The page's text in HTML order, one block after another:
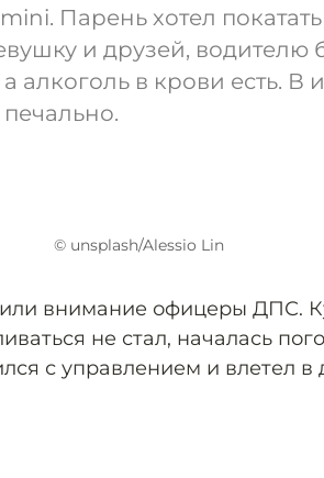
Парень хотел
и друзей, водителю
алкоголь в крови есть. В
© unsplash/Alessio Lin
внимание офицеры ДПС.
не стал, началась
с управлением и влетел в